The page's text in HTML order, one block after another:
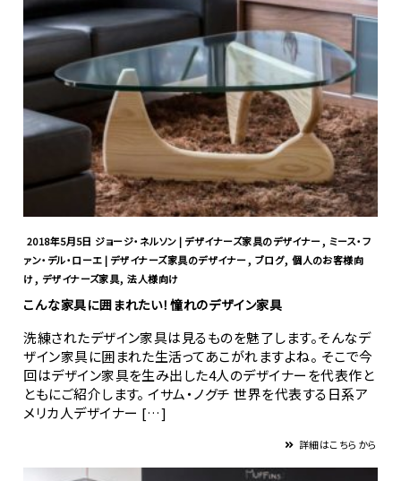
2018年5月5日 ジョージ・ネルソン | デザイナーズ家具のデザイナー, ミース・フ
ァン・デル・ローエ | デザイナーズ家具のデザイナー, ブログ,個人のお客様向
け, デザイナーズ家具,法人様向け
こんな家具に囲まれたい！憧れのデザイン家具
洗練されたデザイン家具は見るものを魅了します。そんなデ
ザイン家具に囲まれた生活ってあこがれますよね。 そこで今
回はデザイン家具を生み出した4人のデザイナーを代表作と
ともにご紹介します。 イサム・ノグチ 世界を代表する日系ア
メリカ人デザイナー […]
詳細はこちらから